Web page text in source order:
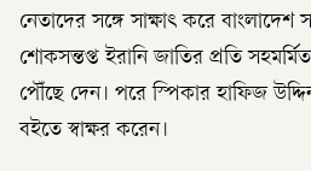
নেতাদের সঙ্গে সাক্ষাৎ করে
শোকসন্তপ্ত ইরানি জাতির প্রতি
পৌঁছে দেন। পরে স্পিকার হাফিজ
বইতে স্বাক্ষর করেন।